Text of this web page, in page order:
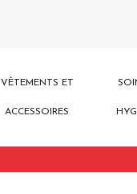
VÊTEMENTS ET
ACCESSOIRES